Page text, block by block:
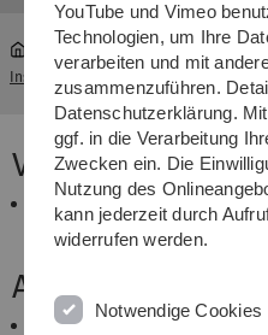
Institut für Anatomie und Zellbiologie
Studierende der
vorklinischen Semesters
Anmeldung:
Das Studiendekanat führt
YouTube und Vimeo
Technologien, um Ihre
verarbeiten und mit
zusammenzuführen.
Datenschutzerklärung.
ggf. in die Verarbeitung
Zwecken ein. Die
Nutzung des
kann jederzeit durch
widerrufen werden.
Notwendige Cookies